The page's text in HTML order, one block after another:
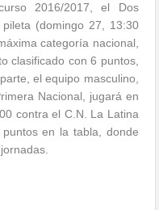
2016/2017, el Dos
(domingo 27, 13:30
categoría nacional,
clasificado con 6 puntos,
el equipo masculino,
Nacional, jugará en
contra el C.N. La Latina
en la tabla, donde